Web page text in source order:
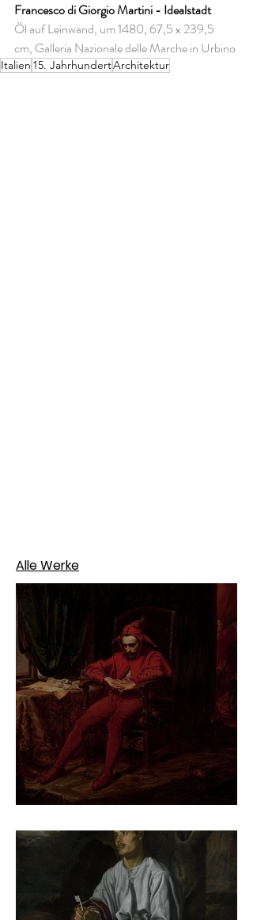
Francesco di Giorgio Martini - Idealstadt
Öl auf Leinwand, um 1480, 67,5 x 239,5
cm, Galleria Nazionale delle Marche in Urbino
Italien 15. JahrhundertArchitektur
Alle Werke